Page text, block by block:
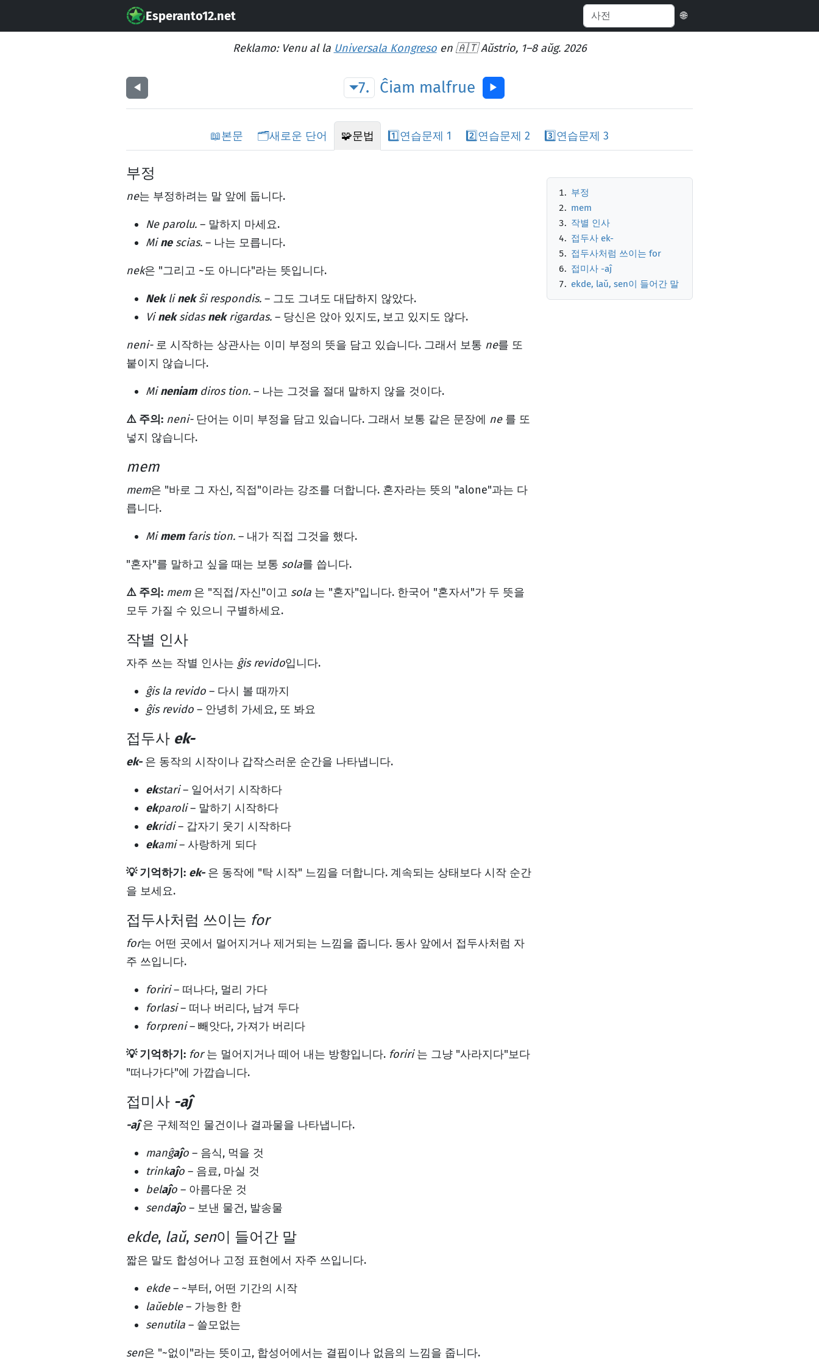
Esperanto12.net 🌐
Reklamo: Venu al la Universala Kongresoen 🇦🇹 Aŭstrio, 1–8 aŭg. 2026
◀︎ 7. Ĉiam malfrue ▶︎
📖본문 🗂️새로운 단어 🧩문법 1️⃣연습문제 1 2️⃣연습문제 2 3️⃣연습문제 3
부정
mem
작별 인사
접두사 ek-
접두사처럼 쓰이는 for
접미사 -aĵ
ekde, laŭ, sen이 들어간 말
부정
ne는 부정하려는 말 앞에 둡니다.
Ne parolu. – 말하지 마세요.
Minescias. – 나는 모릅니다.
nek은 "그리고 ~도 아니다"라는 뜻입니다.
Neklinekŝi respondis. – 그도 그녀도 대답하지 않았다.
Vineksidasnekrigardas. – 당신은 앉아 있지도, 보고 있지도 않다.
neni-로 시작하는 상관사는 이미 부정의 뜻을 담고 있습니다. 그래서 보통 ne를 또
붙이지 않습니다.
Mineniamdiros tion. – 나는 그것을 절대 말하지 않을 것이다.
⚠️ 주의: neni-단어는 이미 부정을 담고 있습니다. 그래서 보통 같은 문장에 ne를 또
넣지 않습니다.
mem
mem은 "바로 그 자신, 직접"이라는 강조를 더합니다. 혼자라는 뜻의 "alone"과는 다
릅니다.
Mimemfaris tion. – 내가 직접 그것을 했다.
"혼자"를 말하고 싶을 때는 보통 sola를 씁니다.
⚠️ 주의: mem은 "직접/자신"이고 sola 는 "혼자"입니다. 한국어 "혼자서"가 두 뜻을
모두 가질 수 있으니 구별하세요.
작별 인사
자주 쓰는 작별 인사는 ĝis revido입니다.
ĝis la revido – 다시 볼 때까지
ĝis revido – 안녕히 가세요, 또 봐요
접두사 ek-
ek-은 동작의 시작이나 갑작스러운 순간을 나타냅니다.
ekstari– 일어서기 시작하다
ekparoli– 말하기 시작하다
ekridi– 갑자기 웃기 시작하다
ekami– 사랑하게 되다
💡 기억하기: ek-은 동작에 "탁 시작" 느낌을 더합니다. 계속되는 상태보다 시작 순간
을 보세요.
접두사처럼 쓰이는 for
for는 어떤 곳에서 멀어지거나 제거되는 느낌을 줍니다. 동사 앞에서 접두사처럼 자
주 쓰입니다.
foriri– 떠나다, 멀리 가다
forlasi– 떠나 버리다, 남겨 두다
forpreni– 빼앗다, 가져가 버리다
💡 기억하기: for는 멀어지거나 떼어 내는 방향입니다. foriri는 그냥 "사라지다"보다
"떠나가다"에 가깝습니다.
접미사 -aĵ
-aĵ은 구체적인 물건이나 결과물을 나타냅니다.
manĝaĵo – 음식, 먹을 것
trinkaĵo – 음료, 마실 것
belaĵo – 아름다운 것
sendaĵo – 보낸 물건, 발송물
ekde, laŭ, sen이 들어간 말
짧은 말도 합성어나 고정 표현에서 자주 쓰입니다.
ekde– ~부터, 어떤 기간의 시작
laŭeble– 가능한 한
senutila – 쓸모없는
sen은 "~없이"라는 뜻이고, 합성어에서는 결핍이나 없음의 느낌을 줍니다.